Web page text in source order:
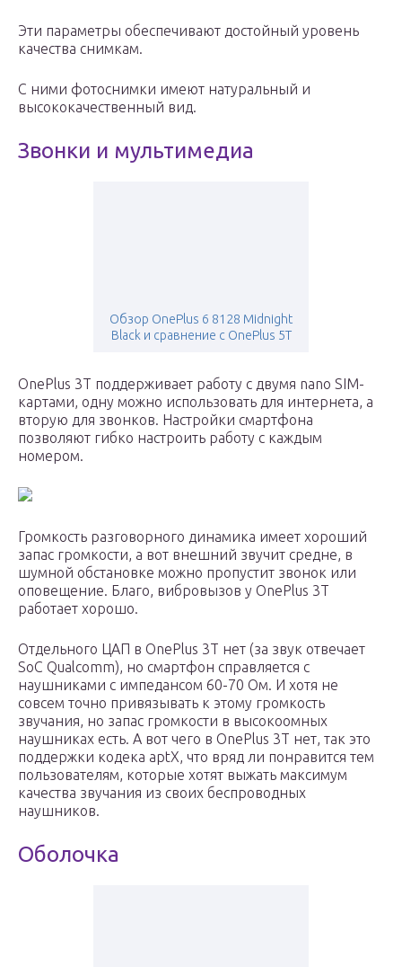
Эти параметры обеспечивают достойный уровень
качества снимкам.
С ними фотоснимки имеют натуральный и
высококачественный вид.
Звонки и мультимедиа
Обзор OnePlus 6 8128 Midnight
Black и сравнение с OnePlus 5T
OnePlus 3T поддерживает работу с двумя nano SIM-
картами, одну можно использовать для интернета, а
вторую для звонков. Настройки смартфона
позволяют гибко настроить работу с каждым
номером.
Громкость разговорного динамика имеет хороший
запас громкости, а вот внешний звучит средне, в
шумной обстановке можно пропустит звонок или
оповещение. Благо, вибровызов у OnePlus 3T
работает хорошо.
Отдельного ЦАП в OnePlus 3T нет (за звук отвечает
SoC Qualcomm), но смартфон справляется с
наушниками с импедансом 60-70 Ом. И хотя не
совсем точно привязывать к этому громкость
звучания, но запас громкости в высокоомных
наушниках есть. А вот чего в OnePlus 3T нет, так это
поддержки кодека aptX, что вряд ли понравится тем
пользователям, которые хотят выжать максимум
качества звучания из своих беспроводных
наушников.
Оболочка